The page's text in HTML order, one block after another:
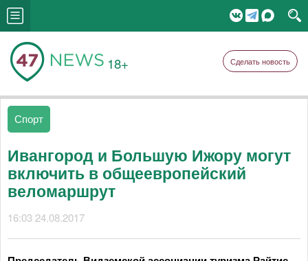
18+ Сделать новость
Спорт
Ивангород и Большую Ижору могут
включить в общеевропейский
веломаршрут
16:03 24.08.2017